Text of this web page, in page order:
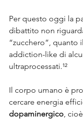
Per questo oggi la
dibattito non
“zucchero”, quanto
addiction-like di
ultraprocessati.¹²
Il corpo umano è
cercare energia
dopaminergico,